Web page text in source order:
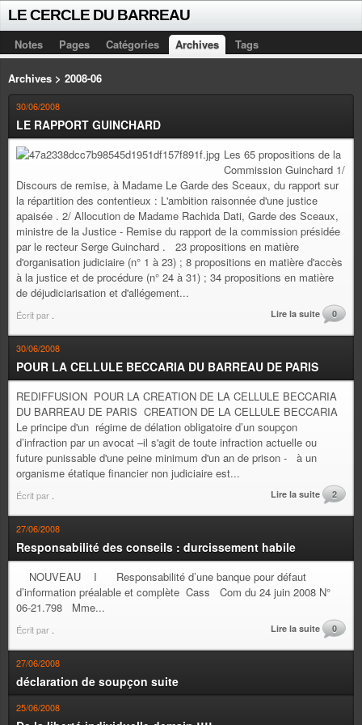
LE CERCLE DU BARREAU
Notes Pages Catégories Archives Tags
Archives > 2008-06
30/06/2008
LE RAPPORT GUINCHARD
Les 65 propositions de la
Commission Guinchard 1/
Discours de remise, à Madame Le Garde des Sceaux, du rapport sur
la répartition des contentieux : L'ambition raisonnée d'une justice
apaisée . 2/ Allocution de Madame Rachida Dati, Garde des Sceaux,
ministre de la Justice - Remise du rapport de la commission présidée
par le recteur Serge Guinchard . 23 propositions en matière
d'organisation judiciaire (n° 1 à 23) ; 8 propositions en matière d'accès
à la justice et de procédure (n° 24 à 31) ; 34 propositions en matière
de déjudiciarisation et d'allégement...
Écrit par Lire la suite 0
30/06/2008
POUR LA CELLULE BECCARIA DU BARREAU DE PARIS
REDIFFUSION POUR LA CREATION DE LA CELLULE BECCARIA
DU BARREAU DE PARIS CREATION DE LA CELLULE BECCARIA
Le principe d'un régime de délation obligatoire d’un soupçon
d’infraction par un avocat –il s'agit de toute infraction actuelle ou
future punissable d'une peine minimum d'un an de prison - à un
organisme étatique financier non judiciaire est...
Écrit par Lire la suite 2
27/06/2008
Responsabilité des conseils : durcissement habile
NOUVEAU I Responsabilité d’une banque pour défaut
d’information préalable et complète Cass Com du 24 juin 2008 N°
06-21.798 Mme...
Écrit par Lire la suite 0
27/06/2008
déclaration de soupçon suite
25/06/2008